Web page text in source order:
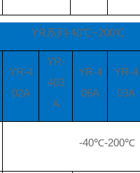
YR系列-40℃~200℃
YR-4
02A
YR-
403
A
YR-4
06A
YR-4
09A
-40℃-200℃